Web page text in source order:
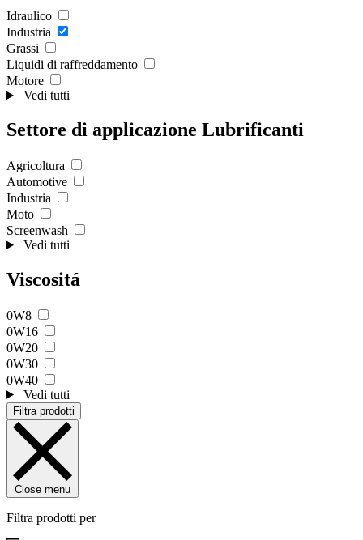
Idraulico
Industria
Grassi
Liquidi di raffreddamento
Motore
Vedi tutti
Settore di applicazione Lubrificanti
Agricoltura
Automotive
Industria
Moto
Screenwash
Vedi tutti
Viscositá
0W8
0W16
0W20
0W30
0W40
Vedi tutti
Filtra prodotti
Close menu
Filtra prodotti per